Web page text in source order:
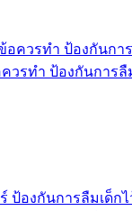
วรทำ ป้องกันการลื